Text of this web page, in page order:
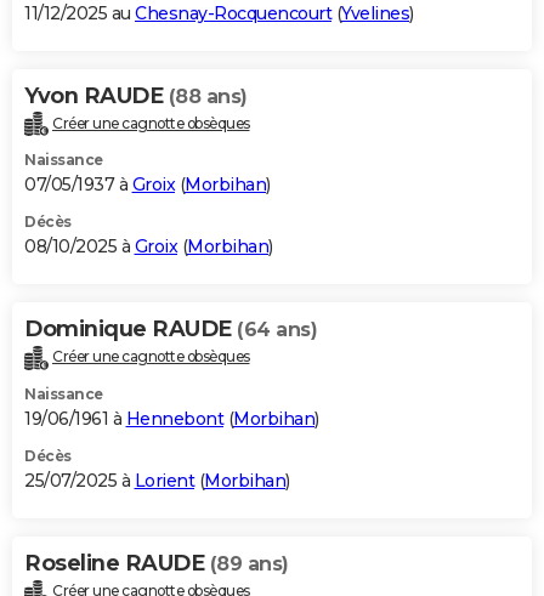
11/12/2025 au Chesnay-Rocquencourt(Yvelines)
Yvon RAUDE (88 ans)
Créer une cagnotte obsèques
Naissance
07/05/1937 à Groix(Morbihan)
Décès
08/10/2025 à Groix(Morbihan)
Dominique RAUDE (64 ans)
Créer une cagnotte obsèques
Naissance
19/06/1961 à Hennebont(Morbihan)
Décès
25/07/2025 à Lorient(Morbihan)
Roseline RAUDE (89 ans)
Créer une cagnotte obsèques